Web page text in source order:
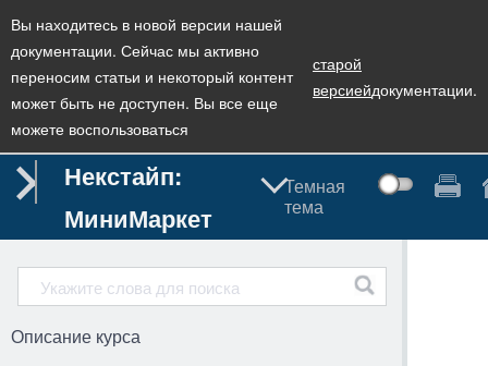
Вы находитесь в новой версии нашей
документации. Сейчас мы активно
переносим статьи и некоторый контент
может быть не доступен. Вы все еще
можете воспользоваться
старой
версиейдокументации.
Некстайп:
МиниМаркет
Темная
тема
Описание курса